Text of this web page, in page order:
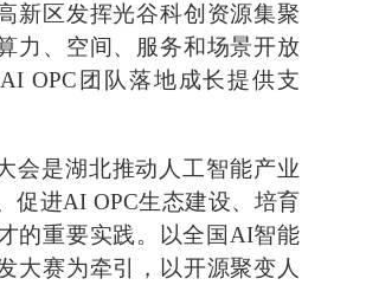
新区发挥光谷科创资源集聚
力、空间、服务和场景开放
OPC团队落地成长提供支
会是湖北推动人工智能产业
促进AI OPC生态建设、培育
的重要实践。以全国AI智能
大赛为牵引，以开源聚变人